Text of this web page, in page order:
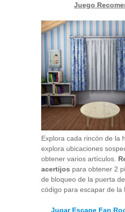
Juego
Explora cada rincón de la
explora ubicaciones
obtener varios artículos.
acertijos para obtener 2
de bloqueo de la puerta
código para escapar de la
Jugar Escape Fan